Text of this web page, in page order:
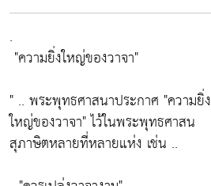
.
"ความยิ่งใหญ่ของวาจา"
" .. พระพุทธศาสนาประกาศ "ความยิ่ง
ใหญ่ของวาจา"ไว้ในพระพุทธศาสน
สุภาษิตหลายที่หลายแห่ง เช่น ..